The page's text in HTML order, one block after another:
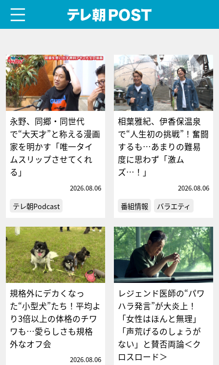
永野、同郷・同世代
で“大天才”と称える漫画
家を明かす「唯一タイ
ムスリップさせてくれ
る」
2026.08.06
テレ朝Podcast
相葉雅紀、伊香保温泉
で“人生初の挑戦”！奮闘
するも…あまりの難易
度に思わず「激ム
ズ…！」
2026.08.06
番組情報 バラエティ
規格外にデカくなっ
た“小型犬”たち！平均よ
り3倍以上の体格のチワ
ワも…愛らしさも規格
外なオフ会
2026.08.06
レジェンド医師の“パワ
ハラ発言”が大炎上！
「女性はほんと無理」
「声荒げるのしょうが
ない」と賛否両論＜ク
ロスロード＞